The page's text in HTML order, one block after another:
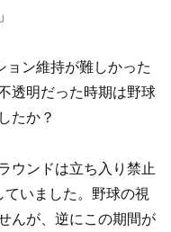
ン維持が難しかった
透明だった時期は野球
たか？
ウンドは立ち入り禁止
いました。野球の視
んが、逆にこの期間が